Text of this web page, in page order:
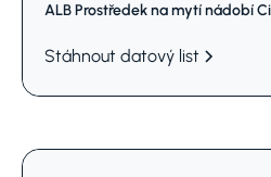
ALB Prostředek na mytí nádobí
Stáhnout datový list